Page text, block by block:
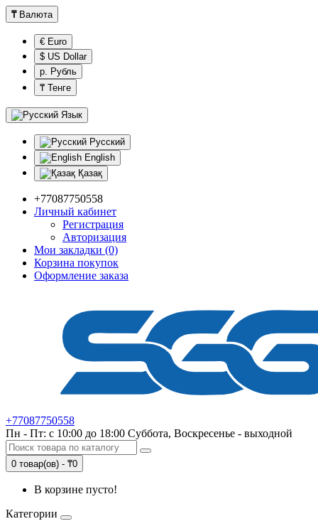
₸ Валюта
€ Euro
$ US Dollar
р. Рубль
₸ Тенге
Язык
Русский
English
Қазақ
+77087750558
Личный кабинет
Регистрация
Авторизация
Мои закладки (0)
Корзина покупок
Оформление заказа
+77087750558
Пн - Пт: с 10:00 до 18:00 Суббота, Воскресенье - выходной
0 товар(ов) - ₸0
В корзине пусто!
Категории